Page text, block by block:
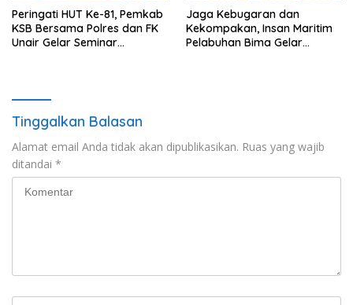
Peringati HUT Ke-81, Pemkab
KSB Bersama Polres dan FK
Unair Gelar Seminar
Jaga Kebugaran dan
Kekompakan, Insan Maritim
Pelabuhan Bima Gelar
Tinggalkan Balasan
Alamat email Anda tidak akan dipublikasikan. Ruas yang wajib
ditandai *